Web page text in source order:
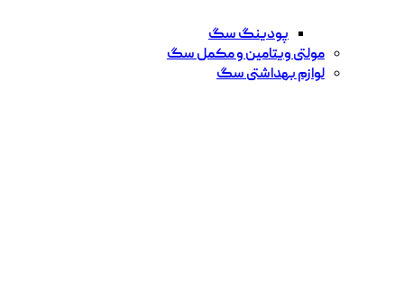
پودینگ سگ
مولتی ویتامین و مکمل سگ
لوازم بهداشتی سگ